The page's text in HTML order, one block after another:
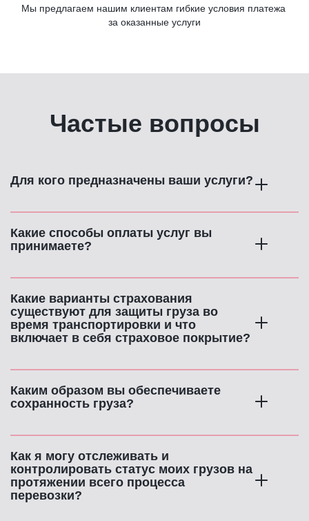
Мы предлагаем нашим клиентам гибкие условия платежа
за оказанные услуги
Частые вопросы
Для кого предназначены ваши услуги?
Какие способы оплаты услуг вы
принимаете?
Какие варианты страхования
существуют для защиты груза во
время транспортировки и что
включает в себя страховое покрытие?
Каким образом вы обеспечиваете
сохранность груза?
Как я могу отслеживать и
контролировать статус моих грузов на
протяжении всего процесса
перевозки?